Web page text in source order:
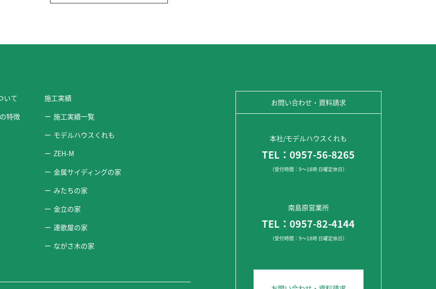
いて
特徴
施工実績
施工実績一覧
モデルハウスくれも
ZEH-M
金属サイディングの家
みたちの家
金立の家
連歌屋の家
ながさ木の家
お問い合わせ・資料請求
本社/モデルハウスくれも
TEL：0957-56-8265
（受付時間：9～18時 日曜定休日）
南島原営業所
TEL：0957-82-4144
（受付時間：9～18時 日曜定休日）